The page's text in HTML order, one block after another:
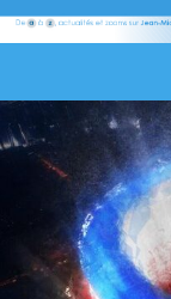
CONTENU